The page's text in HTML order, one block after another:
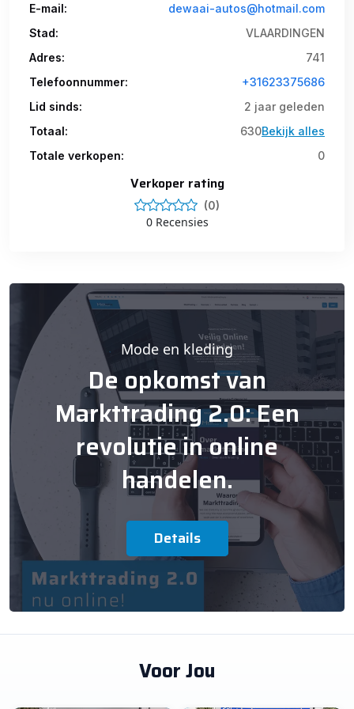
E-mail:
dewaai-autos@hotmail.com
Stad:
VLAARDINGEN
Adres:
741
Telefoonnummer:
+31623375686
Lid sinds:
2 jaar geleden
Totaal:
630Bekijk alles
Totale verkopen:
0
Verkoper rating
(0)
0 Recensies
Mode en kleding
De opkomst van
Markttrading 2.0: Een
revolutie in online
handelen.
Details
Voor Jou